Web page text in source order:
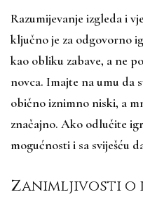
Razumijevanje izgleda i
ključno je za odgovorno
kao obliku zabave, a ne
novca. Imajte na umu da
obično iznimno niski, a
značajno. Ako odlučite
mogućnosti i sa sviješću
Zanimljivosti o